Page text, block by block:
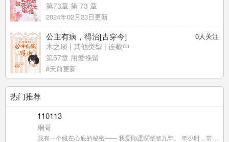
第73章 第 73 章
2024年02月23日更新
0人关注
公主有病，得治[古穿今]
木之琰 | 其他类型 | 连载中
第57章 用爱挽留
8天前更新
热门推荐
110113
桐哥
我有一个藏在心底的秘密—— 我爱顾霆琛整整九年。 年少时，常尾随